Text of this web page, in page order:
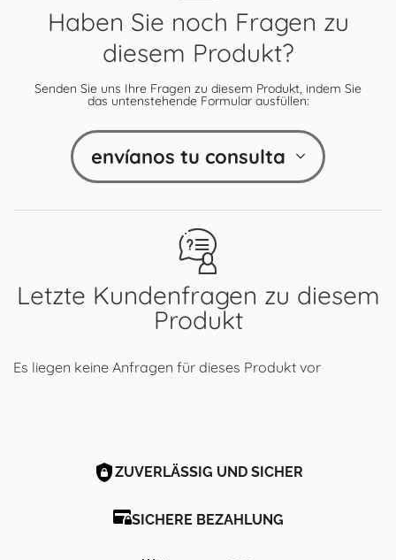
Letzte Kundenfragen zu diesem
Produkt
Es liegen keine Anfragen für dieses Produkt vor
Haben Sie noch Fragen zu
diesem Produkt?
Senden Sie uns Ihre Fragen zu diesem Produkt, indem Sie
das untenstehende Formular ausfüllen:
envíanos tu consulta
ZUVERLÄSSIG UND SICHER
SICHERE BEZAHLUNG